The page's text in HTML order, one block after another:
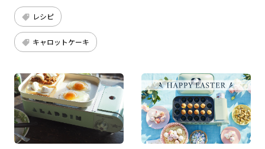
レシピ
キャロットケーキ